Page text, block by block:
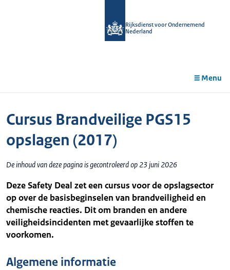
Rijksdienst voor Ondernemend
Nederland
Menu
Cursus Brandveilige PGS15
opslagen (2017)
De inhoud van deze pagina is gecontroleerd op 23 juni 2026
Deze Safety Deal zet een cursus voor de opslagsector
op over de basisbeginselen van brandveiligheid en
chemische reacties. Dit om branden en andere
veiligheidsincidenten met gevaarlijke stoffen te
voorkomen.
Algemene informatie